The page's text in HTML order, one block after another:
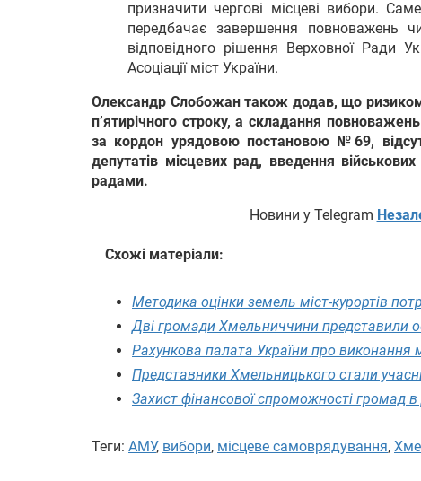
призначити чергові місцеві вибори.
передбачає завершення повноважень
відповідного рішення Верховної Ради
Асоціації міст України.
Олександр Слобожан також додав, що
пʼятирічного строку, а складання
за кордон урядовою постановою №69,
депутатів місцевих рад, введення
радами.
Новини у Telegram
Схожі матеріали:
Методика оцінки земель міст-курортів
Дві громади Хмельниччини представили
Рахункова палата України про виконання
Представники Хмельницького стали
Захист фінансової спроможності громад
Теги: АМУ, вибори, місцеве самоврядування,